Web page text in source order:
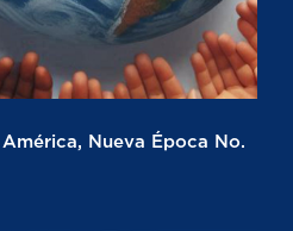
Nueva Época No.